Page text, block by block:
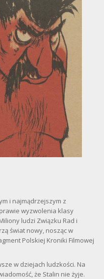
i najmądrzejszym z
wyzwolenia klasy
ludzi Związku Rad i
świat nowy, nosząc w
Polskiej Kroniki Filmowej
w dziejach ludzkości. Na
że Stalin nie żyje.